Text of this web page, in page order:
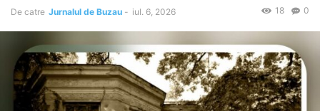
De catre Jurnalul de Buzau - iul. 6, 2026 0
18